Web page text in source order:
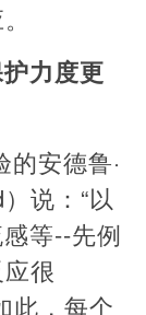
力度更
安德鲁·
说：“以
等--先例
很
此，每个